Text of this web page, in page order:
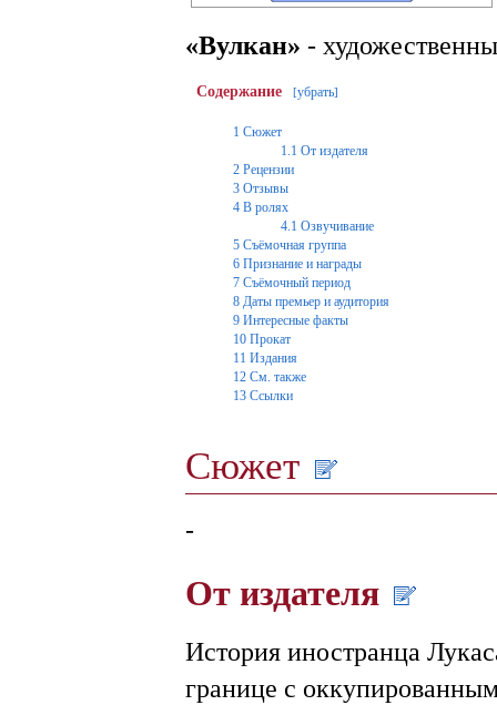
«Вулкан» -
Содержание [убрать]
1 Сюжет
1.1 От издателя
2 Рецензии
3 Отзывы
4 В ролях
4.1 Озвучивание
5 Съёмочная группа
6 Признание и награды
7 Съёмочный период
8 Даты премьер и аудитория
9 Интересные факты
10 Прокат
11 Издания
12 См. также
13 Ссылки
Сюжет
-
От издателя
История иностранца
границе с